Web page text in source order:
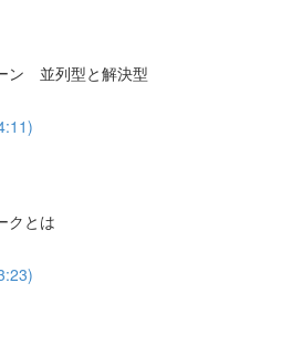
ン 並列型と解決型
クとは